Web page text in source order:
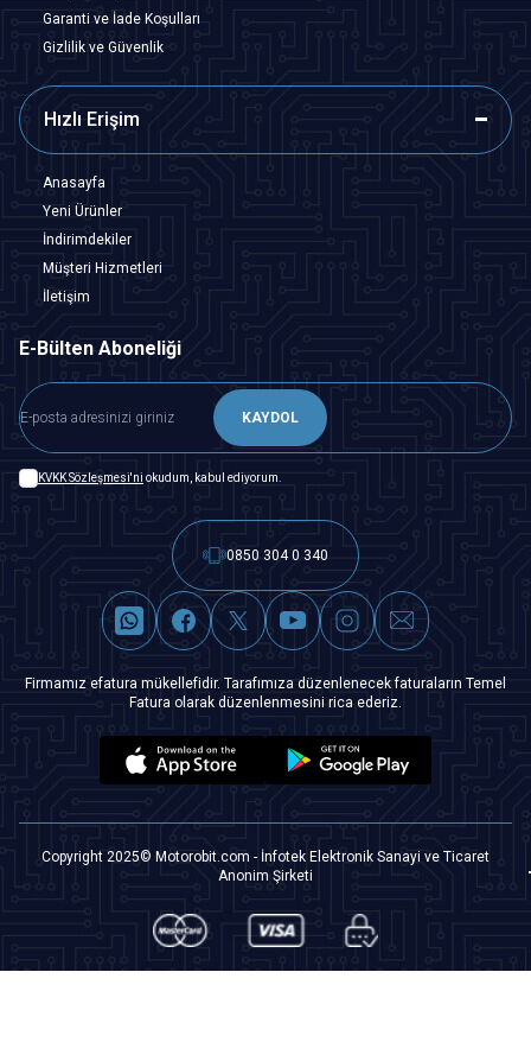
Garanti ve İade Koşulları
Gizlilik ve Güvenlik
Hızlı Erişim
Anasayfa
Yeni Ürünler
İndirimdekiler
Müşteri Hizmetleri
İletişim
E-Bülten Aboneliği
KAYDOL
KVKK Sözleşmesi'ni okudum, kabul ediyorum.
0850 304 0 340
Firmamız efatura mükellefidir. Tarafımıza düzenlenecek faturaların Temel
Fatura olarak düzenlenmesini rica ederiz.
Copyright 2025© Motorobit.com - İnfotek Elektronik Sanayi ve Ticaret
Anonim Şirketi